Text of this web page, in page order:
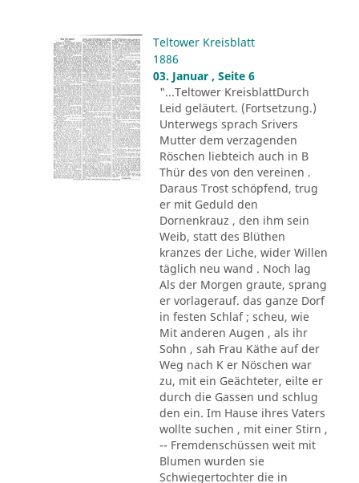
Teltower Kreisblatt
1886
03. Januar , Seite 6
"...Teltower KreisblattDurch
Leid geläutert. (Fortsetzung.)
Unterwegs sprach Srivers
Mutter dem verzagenden
Röschen liebteich auch in B
Thür des von den vereinen .
Daraus Trost schöpfend, trug
er mit Geduld den
Dornenkrauz , den ihm sein
Weib, statt des Blüthen
kranzes der Liche, wider Willen
täglich neu wand . Noch lag
Als der Morgen graute, sprang
er vorlagerauf. das ganze Dorf
in festen Schlaf ; scheu, wie
Mit anderen Augen , als ihr
Sohn , sah Frau Käthe auf der
Weg nach K er Nöschen war
zu, mit ein Geächteter, eilte er
durch die Gassen und schlug
den ein. Im Hause ihres Vaters
wollte suchen , mit einer Stirn ,
-- Fremdenschüssen weit mit
Blumen wurden sie
Schwiegertochter die in